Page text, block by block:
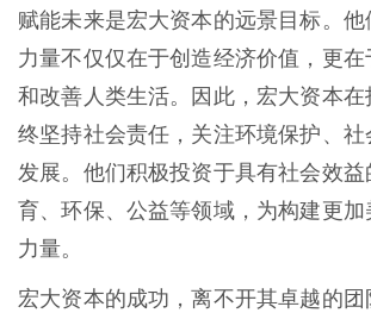
赋能未来是宏大资本的远景目标。
力量不仅仅在于创造经济价值，更
和改善人类生活。因此，宏大资本
终坚持社会责任，关注环境保护、
发展。他们积极投资于具有社会效
育、环保、公益等领域，为构建更
力量。
宏大资本的成功，离不开其卓越的